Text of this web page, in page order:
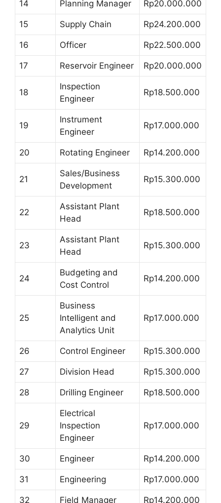
14 Planning Manager Rp20.000.000
15 Supply Chain Rp24.200.000
16 Officer Rp22.500.000
17 Reservoir Engineer Rp20.000.000
18
Inspection
Engineer
Rp18.500.000
19
Instrument
Engineer
Rp17.000.000
20 Rotating Engineer Rp14.200.000
21
Sales/Business
Development
Rp15.300.000
22
Assistant Plant
Head
Rp18.500.000
23
Assistant Plant
Head
Rp15.300.000
24
Budgeting and
Cost Control
Rp14.200.000
25
Business
Intelligent and
Analytics Unit
Rp17.000.000
26 Control Engineer Rp15.300.000
27 Division Head Rp15.300.000
28 Drilling Engineer Rp18.500.000
29
Electrical
Inspection
Engineer
Rp17.000.000
30 Engineer Rp14.200.000
31 Engineering Rp17.000.000
32 Field Manager Rp14.200.000